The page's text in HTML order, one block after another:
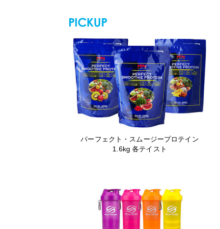
パーフェクト・スムージープロテイン
1.6kg 各テイスト